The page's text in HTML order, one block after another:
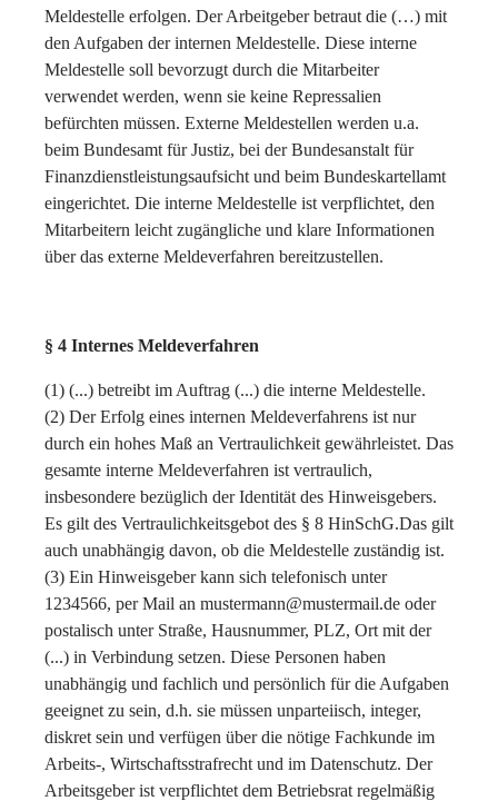
Meldestelle erfolgen. Der Arbeitgeber betraut die (…) mit
den Aufgaben der internen Meldestelle. Diese interne
Meldestelle soll bevorzugt durch die Mitarbeiter
verwendet werden, wenn sie keine Repressalien
befürchten müssen. Externe Meldestellen werden u.a.
beim Bundesamt für Justiz, bei der Bundesanstalt für
Finanzdienstleistungsaufsicht und beim Bundeskartellamt
eingerichtet. Die interne Meldestelle ist verpflichtet, den
Mitarbeitern leicht zugängliche und klare Informationen
über das externe Meldeverfahren bereitzustellen.
§ 4 Internes Meldeverfahren
(1) (...) betreibt im Auftrag (...) die interne Meldestelle.
(2) Der Erfolg eines internen Meldeverfahrens ist nur
durch ein hohes Maß an Vertraulichkeit gewährleistet. Das
gesamte interne Meldeverfahren ist vertraulich,
insbesondere bezüglich der Identität des Hinweisgebers.
Es gilt des Vertraulichkeitsgebot des § 8 HinSchG.Das gilt
auch unabhängig davon, ob die Meldestelle zuständig ist.
(3) Ein Hinweisgeber kann sich telefonisch unter
1234566, per Mail an mustermann@mustermail.de oder
postalisch unter Straße, Hausnummer, PLZ, Ort mit der
(...) in Verbindung setzen. Diese Personen haben
unabhängig und fachlich und persönlich für die Aufgaben
geeignet zu sein, d.h. sie müssen unparteiisch, integer,
diskret sein und verfügen über die nötige Fachkunde im
Arbeits-, Wirtschaftsstrafrecht und im Datenschutz. Der
Arbeitsgeber ist verpflichtet dem Betriebsrat regelmäßig